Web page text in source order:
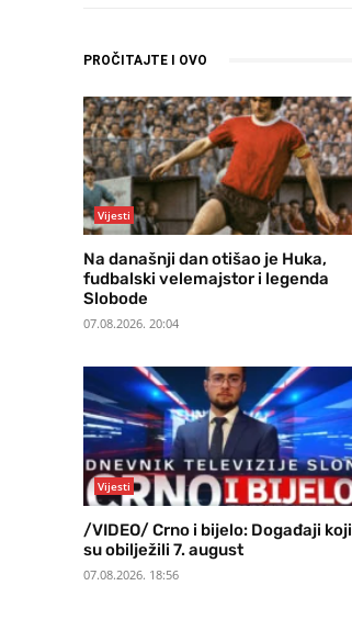
PROČITAJTE I OVO
Vijesti
Na današnji dan otišao je Huka,
fudbalski velemajstor i legenda
Slobode
07.08.2026. 20:04
Vijesti
/VIDEO/ Crno i bijelo: Događaji koji
su obilježili 7. august
07.08.2026. 18:56